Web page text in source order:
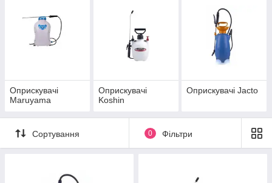
Оприскувачі
Maruyama
Оприскувачі
Koshin
Оприскувачі Jacto
Сортування 0 Фільтри